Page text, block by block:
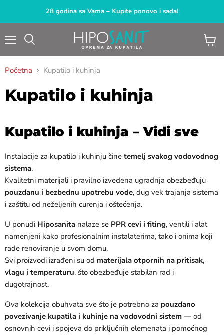
28 godina sa Vama – Kupite ponovo i sada!
korpu
Početna Kupatilo i kuhinja
Kupatilo i kuhinja
Kupatilo i kuhinja – Vidi sve
Instalacije za kupatilo i kuhinju čine temelj svakog vodovodnog
sistema.
Kvalitetni materijali i pravilno izvedena ugradnja obezbeđuju
pouzdanu i bezbednu upotrebu vode, dug vek trajanja sistema
i zaštitu od neželjenih curenja i oštećenja.
U ponudi Hiposanita nalaze se PPR cevi i fiting, ventili i alat
namenjeni kako profesionalnim instalaterima, tako i onima koji
rade renoviranje u svom domu.
Svi proizvodi izrađeni su od materijala otpornih na pritisak,
vlagu i temperaturu, što obezbeđuje stabilan rad i
dugotrajnost.
Ova kolekcija obuhvata sve što je potrebno za pouzdano
povezivanje kupatila i kuhinje na vodovodni sistem — od
osnovnih cevi i spojeva do priključnih elemenata i pomoćnog